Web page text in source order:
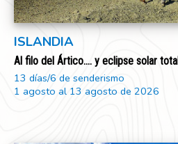
ISLANDIA
Al filo del Ártico.... y eclipse solar total
13 días/6 de senderismo
1 agosto al 13 agosto de 2026